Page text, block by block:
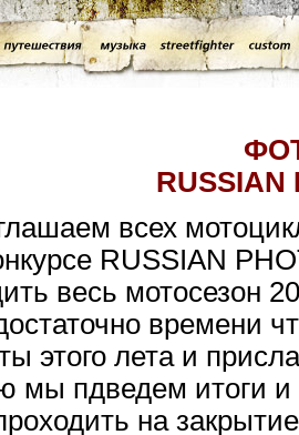
RUSSIAN
всех
RUSSIAN
весь мотосезон
времени
этого лета и
мы пдведем итоги
на